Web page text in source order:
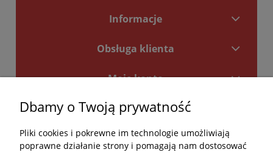
Informacje
Obsługa klienta
Moje konto
Płatności i dostawa
Kontakt
Dbamy o Twoją prywatność
Pliki cookies i pokrewne im technologie umożliwiają
poprawne działanie strony i pomagają nam dostosować